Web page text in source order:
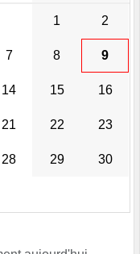
1 2
7 8 9
14 15 16
21 22 23
28 29 30